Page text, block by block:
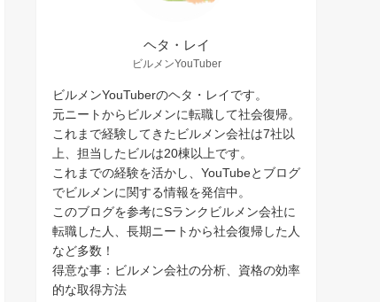
ヘタ・レイ
ビルメンYouTuber
ビルメンYouTuberのヘタ・レイです。
元ニートからビルメンに転職して社会復帰。
これまで経験してきたビルメン会社は7社以
上、担当したビルは20棟以上です。
これまでの経験を活かし、YouTubeとブログ
でビルメンに関する情報を発信中。
このブログを参考にSランクビルメン会社に
転職した人、長期ニートから社会復帰した人
など多数！
得意な事：ビルメン会社の分析、資格の効率
的な取得方法